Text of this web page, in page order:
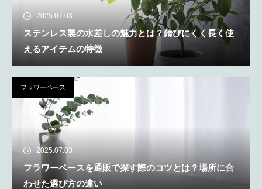
2025.07.03
ステンレス製の水差しの魅力とは？錆びにくく長く使
えるアイテムの特徴
フラワーベース
2025.07.03
フラワーベースを通販で探す際のコツとは？場所に合
わせた選び方の違い